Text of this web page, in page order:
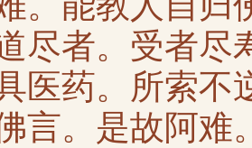
尽者。受者尽
医药。所索不
言。是故阿难